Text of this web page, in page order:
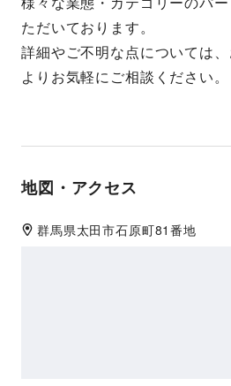
ただいております。
詳細やご不明な点については
よりお気軽にご相談ください。
地図・アクセス
群馬県太田市石原町81番地